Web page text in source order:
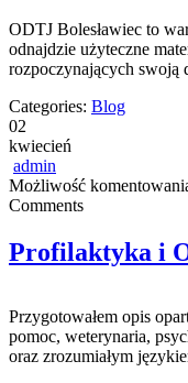
ODTJ Bolesławiec to
odnajdzie użyteczne
rozpoczynających swoją
Categories: Blog
02
kwiecień
admin
Możliwość
Comments
Profilaktyka i
Przygotowałem opis
pomoc, weterynaria,
oraz zrozumiałym